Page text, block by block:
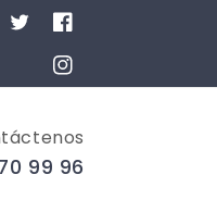
TwitterFacebook
Instagram
99 96